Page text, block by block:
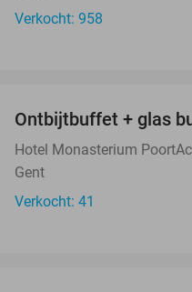
Verkocht: 958
Ontbijtbuffet + glas
Hotel Monasterium
Gent
Verkocht: 41